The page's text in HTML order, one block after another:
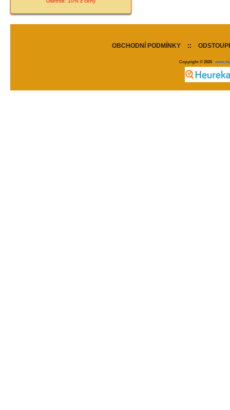
OBCHODNÍ PODMÍNKY ::
Copyright © 2026